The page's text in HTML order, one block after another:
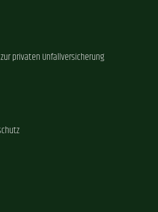
privaten Unfallversicherung